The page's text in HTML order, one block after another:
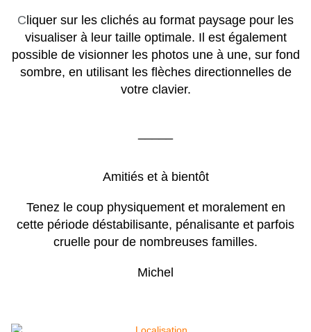
C liquer sur les clichés au format paysage pour les
visualiser à leur taille optimale. Il est également
possible de visionner les photos une à une, sur fond
sombre, en utilisant les flèches directionnelles de
votre clavier.
Amitiés et à bientôt
Tenez le coup physiquement et moralement en
cette période déstabilisante, pénalisante et parfois
cruelle pour de nombreuses familles.
Michel